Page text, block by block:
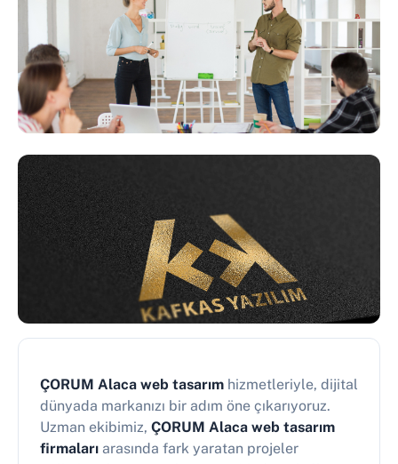
ÇORUM Alaca web tasarım hizmetleriyle, dijital
dünyada markanızı bir adım öne çıkarıyoruz.
Uzman ekibimiz, ÇORUM Alaca web tasarım
firmaları arasında fark yaratan projeler